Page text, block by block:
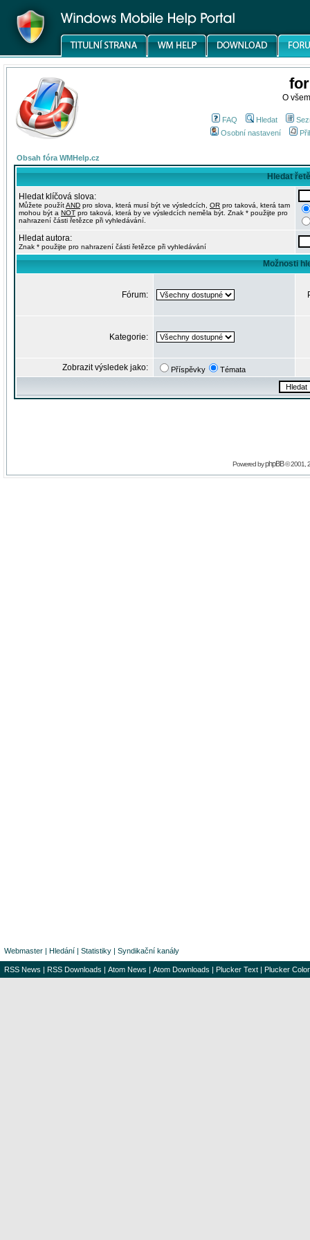
O
FAQ Hledat
Osobní nastavení
Obsah fóra WMHelp.cz
Hledat
Hledat klíčová slova:
Můžete použítAND pro slova, která musí být ve výsledcích, OR pro taková, která tam
mohou být a NOT pro taková, která by ve výsledcích neměla být. Znak * použijte pro
nahrazení části řetězce při vyhledávání.
Hledat autora:
Znak * použijte pro nahrazení části řetězce při vyhledávání
Možnosti
Fórum:
Kategorie:
Zobrazit výsledek jako: Příspěvky Témata
Powered byphpBB© 2001,
Webmaster | Hledání | Statistiky | Syndikační kanály
RSS News | RSS Downloads | Atom News | Atom Downloads | Plucker Text | Plucker Color